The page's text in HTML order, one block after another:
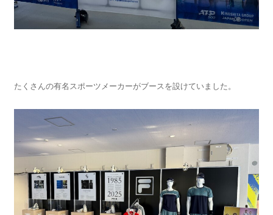
たくさんの有名スポーツメーカーがブースを設けていました。